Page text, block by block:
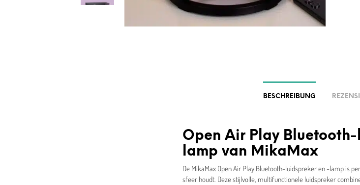
BESCHREIBUNG
Open Air Play
lamp van MikaMax
De MikaMax Open Air Play Bluetooth-luidspreker en -lamp is
sfeer houdt. Deze stijlvolle, multifunctionele luidspreker